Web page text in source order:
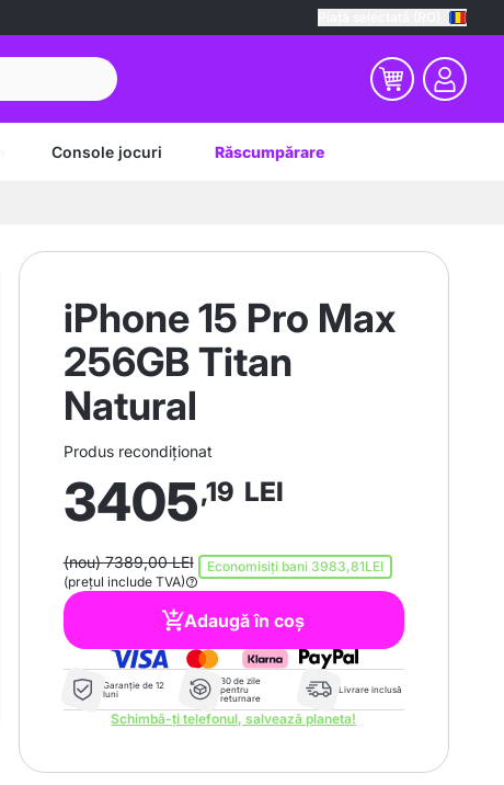
Console jocuri Răscumpărare
iPhone 15 Pro Max
256GB Titan
Natural
Produs recondiționat
3405,19 LEI
(nou) 7389,00 LEI
(prețul include TVA)
Economisiți bani 3983,81LEI
Adaugă în coș
Garanție de 12
luni
30 de zile
pentru
returnare
Livrare inclusă
Schimbă-ți telefonul, salvează planeta!